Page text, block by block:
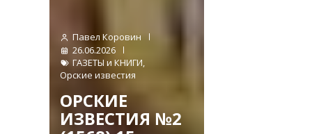
Павел Коровин
26.06.2026
ГАЗЕТЫ и КНИГИ,
Орские известия
ОРСКИЕ
ИЗВЕСТИЯ №2